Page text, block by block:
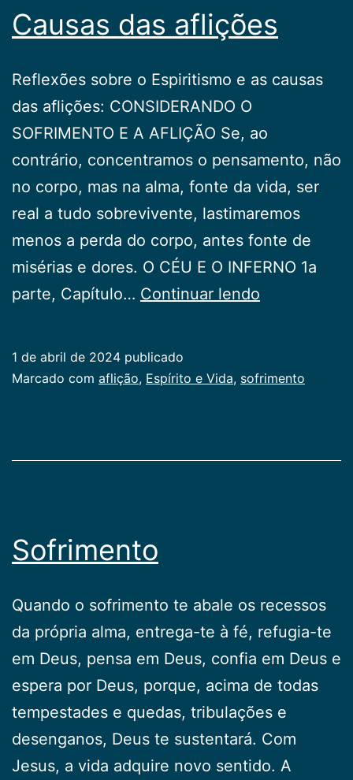
Causas das aflições
Reflexões sobre o Espiritismo e as causas
das aflições: CONSIDERANDO O
SOFRIMENTO E A AFLIÇÃO Se, ao
contrário, concentramos o pensamento, não
no corpo, mas na alma, fonte da vida, ser
real a tudo sobrevivente, lastimaremos
menos a perda do corpo, antes fonte de
misérias e dores. O CÉU E O INFERNO 1a
parte, Capítulo… Continuar lendo
1 de abril de 2024 publicado
Categorizado
Marcado com aflição, Espírito e Vida, sofrimento
Sofrimento
Quando o sofrimento te abale os recessos
da própria alma, entrega-te à fé, refugia-te
em Deus, pensa em Deus, confia em Deus e
espera por Deus, porque, acima de todas
tempestades e quedas, tribulações e
desenganos, Deus te sustentará. Com
Jesus, a vida adquire novo sentido. A